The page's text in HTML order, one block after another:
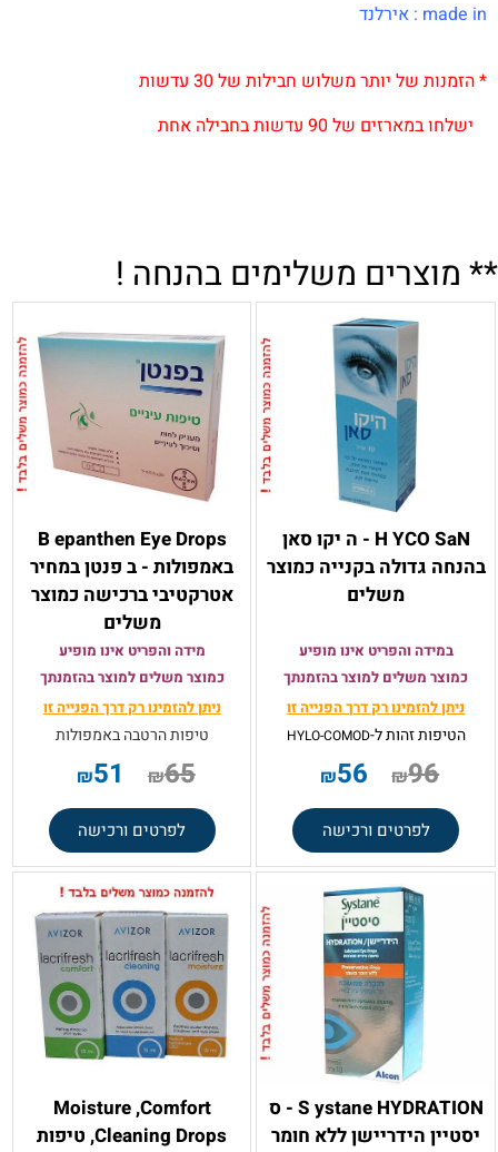
made in : אירלנד
* הזמנות של יותר משלוש חבילות של 30 עדשות
ישלחו במארזים של 90 עדשות בחבילה אחת
** מוצרים משלימים בהנחה !
H YCO SaN - ה יקו סאן
בהנחה גדולה בקנייה כמוצר
משלים
במידה והפריט אינו מופיע
כמוצר משלים למוצר בהזמנתך
ניתן להזמינו רק דרך הפנייה זו
הטיפות זהות ל-HYLO-COMOD
₪96
₪56
לפרטים ורכישה
B epanthen Eye Drops
באמפולות - ב פנטן במחיר
אטרקטיבי ברכישה כמוצר
משלים
מידה והפריט אינו מופיע
כמוצר משלים למוצר בהזמנתך
ניתן להזמינו רק דרך הפנייה זו
טיפות הרטבה באמפולות
₪65
₪51
לפרטים ורכישה
S ystane HYDRATION - ס
יסטיין הידריישן ללא חומר
Moisture ,Comfort
,Cleaning Drops טיפות